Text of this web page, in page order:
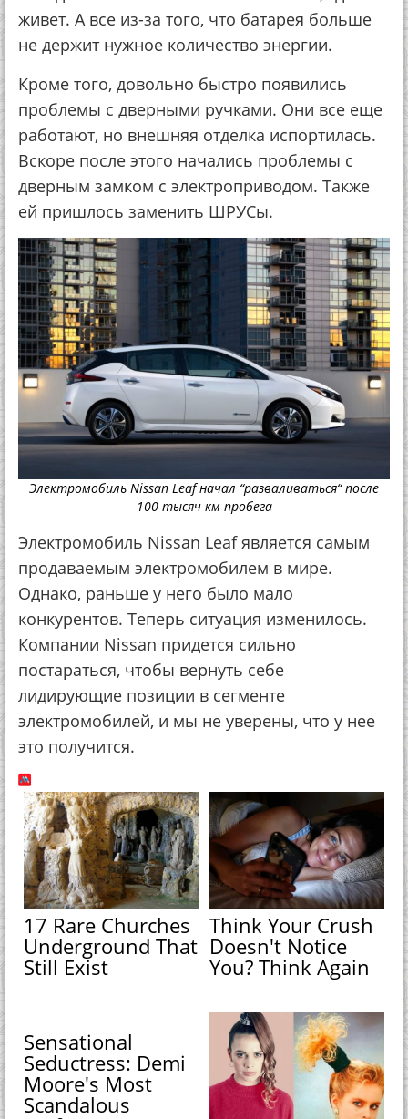
живет. А все из-за того, что батарея больше
не держит нужное количество энергии.
Кроме того, довольно быстро появились
проблемы с дверными ручками. Они все еще
работают, но внешняя отделка испортилась.
Вскоре после этого начались проблемы с
дверным замком с электроприводом. Также
ей пришлось заменить ШРУСы.
Электромобиль Nissan Leaf начал “разваливаться“ после
100 тысяч км пробега
Электромобиль Nissan Leaf является самым
продаваемым электромобилем в мире.
Однако, раньше у него было мало
конкурентов. Теперь ситуация изменилось.
Компании Nissan придется сильно
постараться, чтобы вернуть себе
лидирующие позиции в сегменте
электромобилей, и мы не уверены, что у нее
это получится.
17 Rare Churches
Underground That
Still Exist
Think Your Crush
Doesn't Notice
You? Think Again
Sensational
Seductress: Demi
Moore's Most
Scandalous